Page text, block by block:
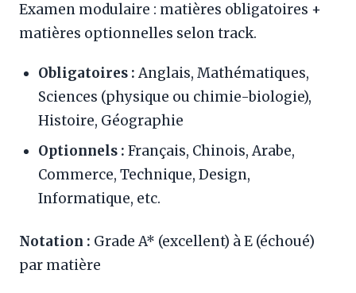
Examen modulaire : matières obligatoires +
matières optionnelles selon track.
Obligatoires :Anglais, Mathématiques,
Sciences (physique ou chimie-biologie),
Histoire, Géographie
Optionnels : Français, Chinois, Arabe,
Commerce, Technique, Design,
Informatique, etc.
Notation : Grade A* (excellent) à E (échoué)
par matière